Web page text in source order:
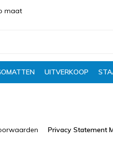
maat
UITVERKOOP
Privacy Statement